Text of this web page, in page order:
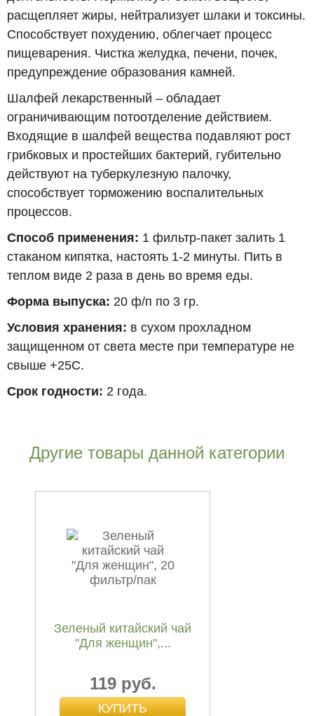
расщепляет жиры, нейтрализует шлаки и токсины.
Способствует похудению, облегчает процесс
пищеварения. Чистка желудка, печени, почек,
предупреждение образования камней.
Шалфей лекарственный – обладает
ограничивающим потоотделение действием.
Входящие в шалфей вещества подавляют рост
грибковых и простейших бактерий, губительно
действуют на туберкулезную палочку,
способствует торможению воспалительных
процессов.
Способ применения: 1 фильтр-пакет залить 1
стаканом кипятка, настоять 1-2 минуты. Пить в
теплом виде 2 раза в день во время еды.
Форма выпуска: 20 ф/п по 3 гр.
Условия хранения: в сухом прохладном
защищенном от света месте при температуре не
свыше +25С.
Срок годности: 2 года.
Другие товары данной категории
Зеленый китайский чай
"Для женщин",...
119 руб.